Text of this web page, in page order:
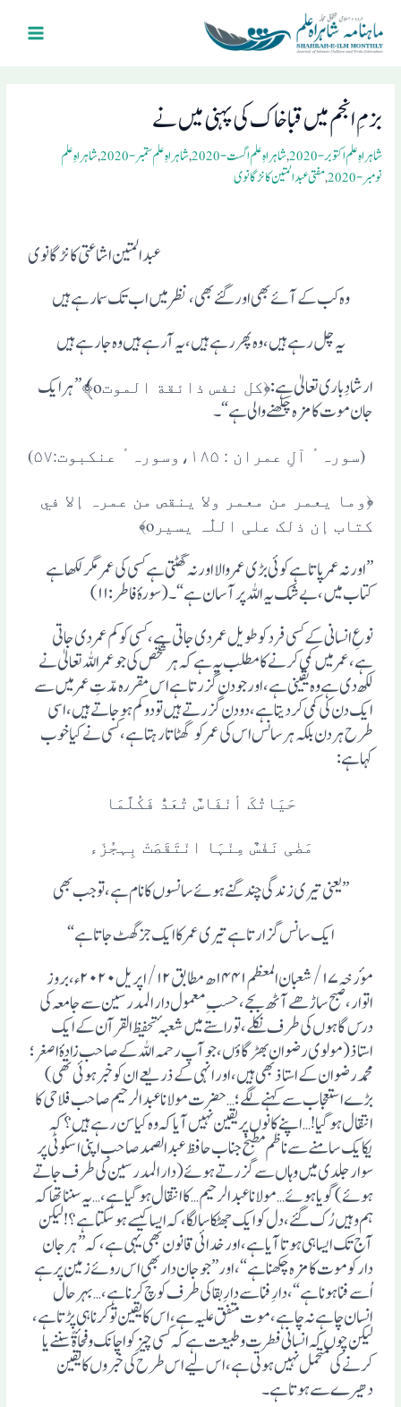
content
بزمِ انجم میں قبا خاک کی پہنی میں نے
شاہراہِ علم اکتوبر- 2020 ,شاہراہِ علم اگست- 2020 ,شاہراہِ علم ستمبر- 2020 ,شاہراہِ علم
نومبر- 2020
,مفتی عبد المتین کانڑگانوی
عبد المتین اشاعتی کانڑگانوی
وہ کب کے آئے بھی اور گئے بھی ، نظر میں اب تک سما ر ہے ہیں
یہ چل رہے ہیں ، وہ پھر رہے ہیں ، یہ آرہے ہیں وہ جارہے ہیں
ارشادِ باری تعالیٰ ہے:﴿کل نفس ذائقة الموت o﴾”ہر ایک
جان موت کا مزہ چکھنے والی ہے“۔
(سورہٴ آلِ عمران : ۱۸۵،وسورہٴ عنکبوت:۵۷)
﴿وما یعمر من معمر ولا ینقص من عمرہ إلا في
کتاب إن ذلک علی اللّٰہ یسیرo﴾
”اورنہ عمر پاتا ہے کوئی بڑی عمر والا اور نہ گھٹتی ہے کسی کی عمر مگر لکھا ہے
کتاب میں،بے شک یہ اللہ پر آسان ہے“۔ (سورہٴ فاطر:۱۱)
نوعِ انسانی کے کسی فرد کو طویل عمر دی جاتی ہے ، کسی کو کم عمر دی جاتی
ہے،عمر میں کمی کرنے کا مطلب یہ ہے کہ ہر شخص کی جو عمر اللہ تعالیٰ نے
لکھ دی ہے وہ یقینی ہے، اور جو دن گز رتا ہے اس مقررہ مدّتِ عمر میں سے
ایک دن کی کمی کردیتا ہے، دودن گزرتے ہیں تو دو کم ہوجاتے ہیں، اسی
طرح ہر دن بلکہ ہر سانس اس کی عمر کو گھٹاتا رہتا ہے، کسی نے کیا خوب
کہا ہے:
حَیَاتُکَ أنْفَاسٌ تُعَدُّ فَکُلَّمَا
مَضٰی نَفْسٌ مِنْہَا انْتَقَصَتْ بِہجُزْء
”یعنی تیری زندگی چند گنے ہوئے سانسوں کا نام ہے، تو جب بھی
ایک سانس گزارتا ہے تیری عمر کا ایک جز گھٹ جاتا ہے“
موٴرخہ۱۷/ شعبان المعظم ۱۴۴۱ھ مطابق ۱۲/ اپریل ۲۰۲۰ء، بروز
اتوار،صبح ساڑھے آٹھ بجے، حسبِ معمول دار المدرسین سے جامعہ کی
درس گاہوں کی طرف نکلے، تو راستے میں شعبہٴ تحفیظ القرآن کے ایک
استاذ(مولوی رضوان بھڑگاوٴں، جو آپ رحمہ اللہ کے صاحب زادہٴ اصغر ؛
محمد رضوان کے استاذ بھی ہیں، اور انہی کے ذریعے ان کو خبر ہوئی تھی)
بڑے استعجاب سے کہنے لگے؛ …حضرت مولانا عبد الرحیم صاحب فلاحی کا
انتقال ہوگیا !… اپنے کانوں پر یقین نہیں آیا کہ وہ کیا سن رہے ہیں؟ کہ
یکایک سامنے سے ناظم مطبخ جناب حافظ عبد الصمد صاحب اپنی اسکوٹی پر
سوار جلدی میں وہاں سے گزرتے ہوئے (دار المدرسین کی طرف جاتے
ہوئے) گویا ہوئے… مولانا عبد الرحیم …کا انتقال ہوگیا ہے، … یہ سننا تھا کہ
ہم وہیں رُک گئے، دل کو ایک جھٹکا سا لگا، کہ ایسا کیسے ہوسکتا ہے؟! لیکن
آج تک ایسا ہی ہوتا آیا ہے، اور خدائی قانون بھی یہی ہے، کہ ”ہر جان
دار کو موت کا مزہ چکھنا ہے“، اور ”جو جان دار بھی اس روئے زمین پر ہے
اُسے فنا ہونا ہے“، دارِ فنا سے دارِ بقا کی طرف کوچ کرنا ہے، …بہر حال
انسان چاہے نہ چاہے ، موت متفق علیہ ہے، اس کا یقین تو کرنا ہی پڑتا ہے،
لیکن چوں کہ انسانی فطرت وطبیعت ہے کہ کسی چیز کو اچانک وفجأةً سننے یا
کرنے کی متحمل نہیں ہوتی ہے، اس لیے اس طرح کی خبروں کا یقین
دھیرے سے ہوتا ہے۔